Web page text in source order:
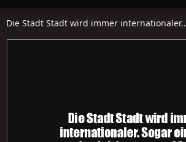
Die Stadt Stadt wird immer internationaler..